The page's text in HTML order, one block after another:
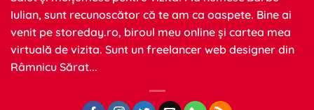
Iulian, sunt recunoscător că te am ca oaspete. Bine ai
venit pe storeday.ro, biroul meu online și cartea mea
virtuală de vizita. Sunt un freelancer web designer din
Râmnicu Sărat...